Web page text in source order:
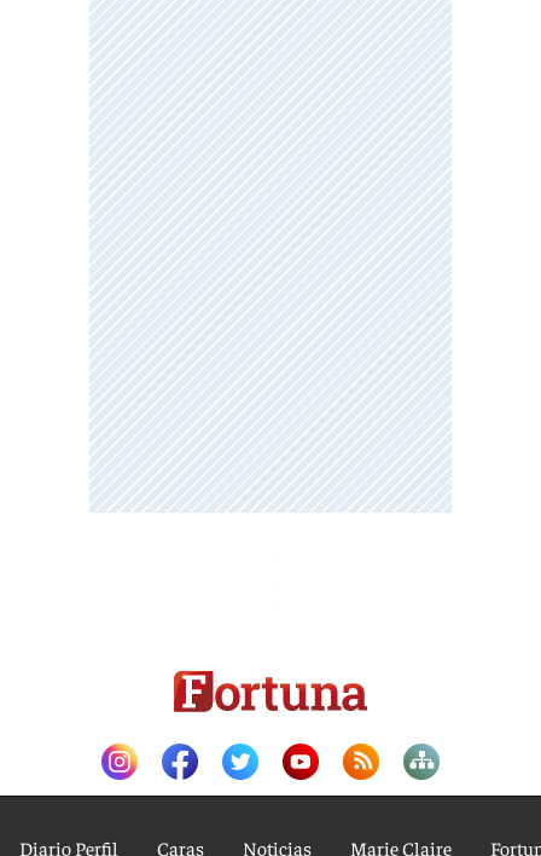
Diario Perfil Caras Noticias Marie Claire